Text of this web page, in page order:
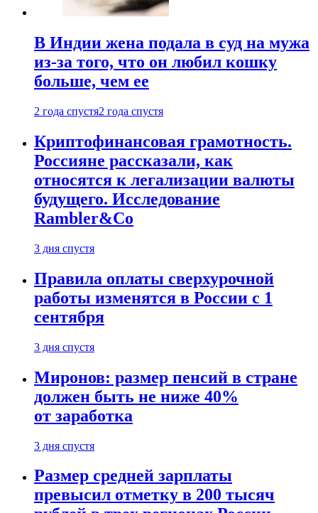
В Индии жена подала в суд на мужа
из-за того, что он любил кошку
больше, чем ее
2 года спустя2 года спустя
Криптофинансовая грамотность.
Россияне рассказали, как
относятся к легализации валюты
будущего. Исследование
Rambler&Co
3 дня спустя
Правила оплаты сверхурочной
работы изменятся в России с 1
сентября
3 дня спустя
Миронов: размер пенсий в стране
должен быть не ниже 40%
от заработка
3 дня спустя
Размер средней зарплаты
превысил отметку в 200 тысяч